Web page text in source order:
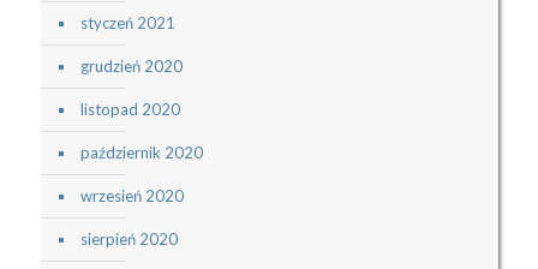
styczeń 2021
grudzień 2020
listopad 2020
październik 2020
wrzesień 2020
sierpień 2020